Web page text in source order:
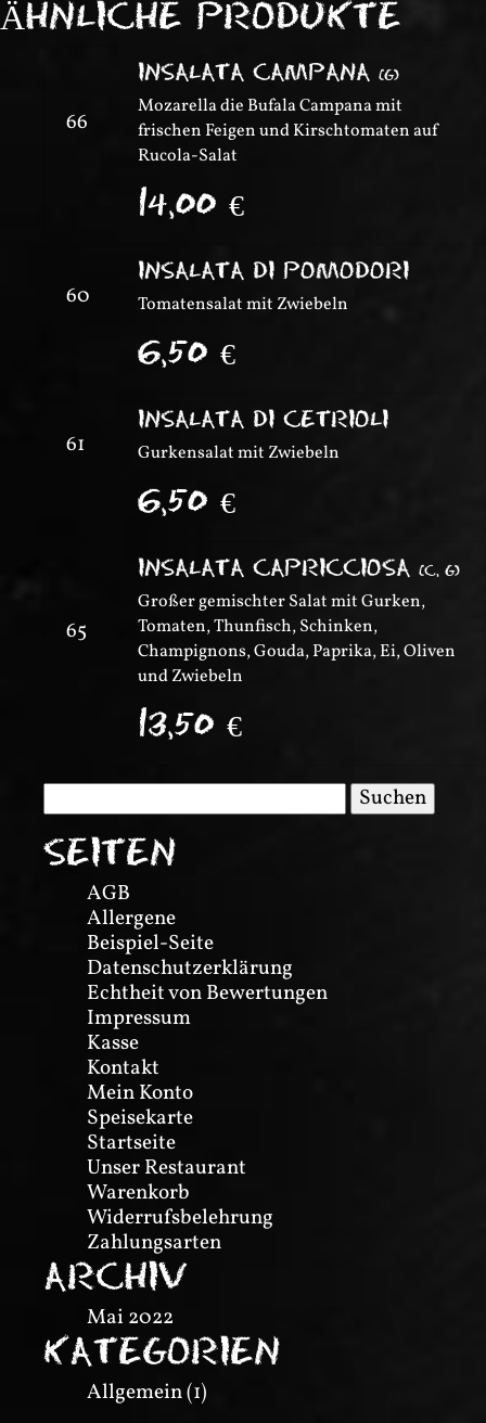
ÄHNLICHE PRODUKTE
66
INSALATA CAMPANA (G)
Mozarella die Bufala Campana mit
frischen Feigen und Kirschtomaten auf
Rucola-Salat
14,00 €
60
INSALATA DI POMODORI
Tomatensalat mit Zwiebeln
6,50 €
61
INSALATA DI CETRIOLI
Gurkensalat mit Zwiebeln
6,50 €
65
INSALATA CAPRICCIOSA (C, G)
Großer gemischter Salat mit Gurken,
Tomaten, Thunfisch, Schinken,
Champignons, Gouda, Paprika, Ei, Oliven
und Zwiebeln
13,50 €
nach:
SEITEN
AGB
Allergene
Beispiel-Seite
Datenschutzerklärung
Echtheit von Bewertungen
Impressum
Kasse
Kontakt
Mein Konto
Speisekarte
Startseite
Unser Restaurant
Warenkorb
Widerrufsbelehrung
Zahlungsarten
ARCHIV
Mai 2022
KATEGORIEN
Allgemein(1)